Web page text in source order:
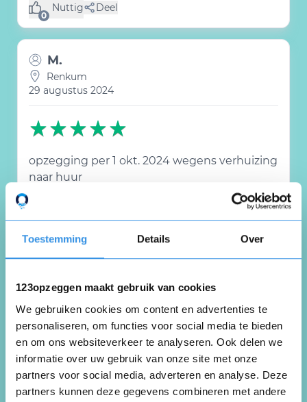
Toestemming Details Over
123opzeggen maakt gebruik van cookies
We gebruiken cookies om content en advertenties te
personaliseren, om functies voor social media te bieden
en om ons websiteverkeer te analyseren. Ook delen we
informatie over uw gebruik van onze site met onze
partners voor social media, adverteren en analyse. Deze
partners kunnen deze gegevens combineren met andere
0
Nuttig
(0 like) Deel
M.
Renkum
29 augustus 2024
opzegging per 1 okt. 2024 wegens verhuizing
naar huur
0 (0 like)
Mayra Shakison
2 juli 2024
Via deze weg wil graag op zeggen